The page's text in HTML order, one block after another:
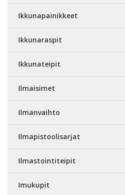
Ikkunapainikkeet
Ikkunaraspit
Ikkunateipit
Ilmaisimet
Ilmanvaihto
Ilmapistoolisarjat
Ilmastointiteipit
Imukupit